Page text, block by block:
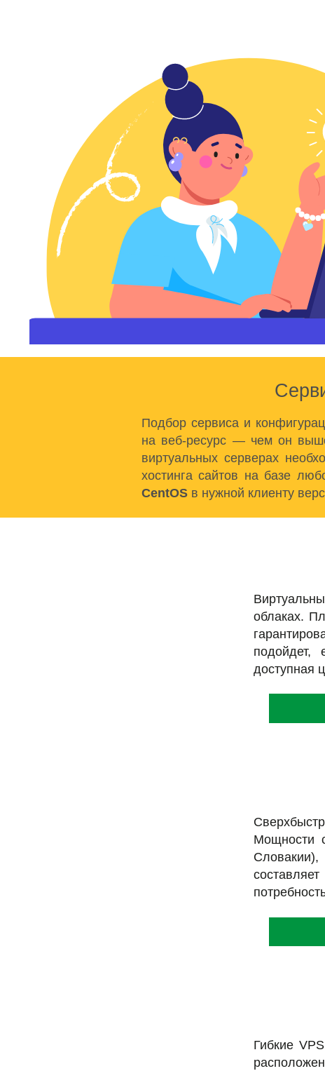
Подбор сервиса и
на веб-ресурс — чем он
виртуальных серверах
хостинга сайтов на базе
CentOS в нужной клиенту
облаках.
доступная
Мощности
Словакии),
Гибкие